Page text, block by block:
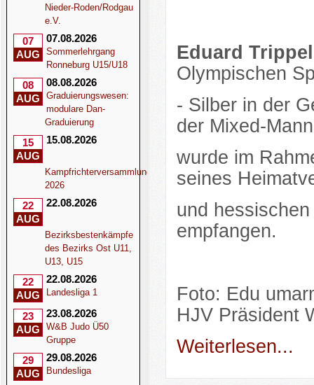
Nieder-Roden/Rodgau
e.V.
07
AUG
07.08.2026
Sommerlehrgang
Ronneburg U15/U18
08
AUG
08.08.2026
Graduierungswesen:
modulare Dan-
Graduierung
15
AUG
15.08.2026
Kampfrichterversammlung
2026
22
AUG
22.08.2026
Bezirksbestenkämpfe
des Bezirks Ost U11,
U13, U15
22
AUG
22.08.2026
Landesliga 1
23
AUG
23.08.2026
W&B Judo Ü50
Gruppe
29
AUG
29.08.2026
Bundesliga
Eduard
Olympischen
- Silber in der
der Mixed-
wurde im
seines
und
empfangen.
Foto: Edu
HJV Präsident
Weiterlesen...